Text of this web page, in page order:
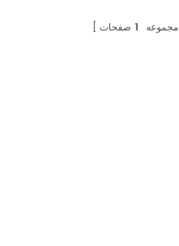
مجموعه 1 صفحات